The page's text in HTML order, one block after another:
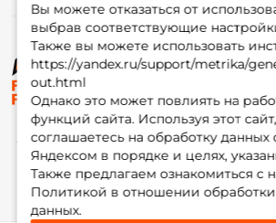
Вы можете отказаться от
выбрав соответствующие
Также вы можете использовать
https://yandex.ru/support/metrika/
out.html
Однако это может повлиять на
функций сайта. Используя этот
соглашаетесь на обработку данных
Яндексом в порядке и целях,
Также предлагаем ознакомиться с
Политикой в отношении
данных.
© ФоксФишинг, 2009-2026